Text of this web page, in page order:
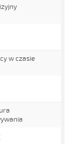
w czasie